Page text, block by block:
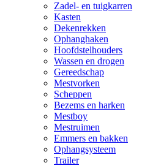
Zadel- en tuigkarren
Kasten
Dekenrekken
Ophanghaken
Hoofdstelhouders
Wassen en drogen
Gereedschap
Mestvorken
Scheppen
Bezems en harken
Mestboy
Mestruimen
Emmers en bakken
Ophangsysteem
Trailer